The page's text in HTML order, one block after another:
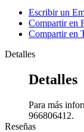
Escribir un
Compartir en
Compartir en
Detalles
Detalles
Para más
966806412.
Reseñas